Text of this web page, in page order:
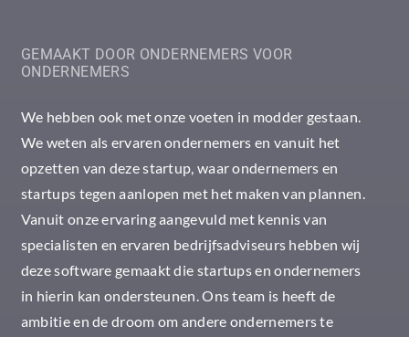
GEMAAKT DOOR ONDERNEMERS VOOR
ONDERNEMERS
We hebben ook met onze voeten in modder gestaan.
We weten als ervaren ondernemers en vanuit het
opzetten van deze startup, waar ondernemers en
startups tegen aanlopen met het maken van plannen.
Vanuit onze ervaring aangevuld met kennis van
specialisten en ervaren bedrijfsadviseurs hebben wij
deze software gemaakt die startups en ondernemers
in hierin kan ondersteunen. Ons team is heeft de
ambitie en de droom om andere ondernemers te